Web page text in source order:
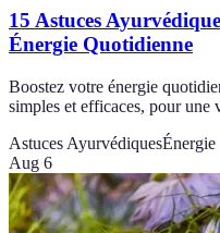
15 Astuces
Énergie Quotidienne
Boostez votre énergie
simples et efficaces, pour une
Astuces AyurvédiquesÉnergie
Aug 6